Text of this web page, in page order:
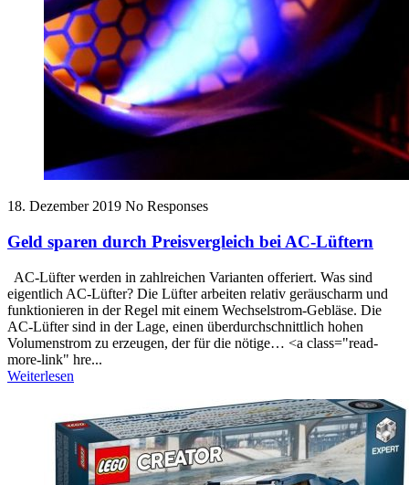
18. Dezember 2019 No Responses
Geld sparen durch Preisvergleich bei AC-Lüftern
AC-Lüfter werden in zahlreichen Varianten offeriert. Was sind
eigentlich AC-Lüfter? Die Lüfter arbeiten relativ geräuscharm und
funktionieren in der Regel mit einem Wechselstrom-Gebläse. Die
AC-Lüfter sind in der Lage, einen überdurchschnittlich hohen
Volumenstrom zu erzeugen, der für die nötige… <a class="read-
more-link" hre...
Weiterlesen